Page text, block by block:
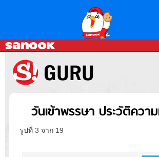
วันเข้าพรรษา ประวัติควา
รูปที่ 3 จาก 19